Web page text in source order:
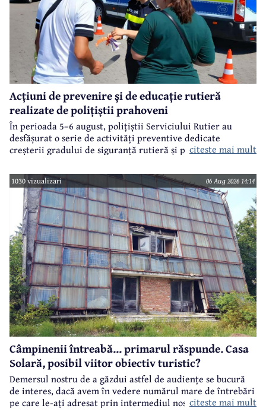
Acțiuni de prevenire și de educație rutieră
realizate de polițiștii prahoveni
În perioada 5–6 august, polițiștii Serviciului Rutier au
desfășurat o serie de activități preventive dedicate
creșterii gradului de siguranță rutieră și promovării unui
estival.
citeste mai mult
1030 vizualizari 06 Aug 2026 14:14
Câmpinenii întreabă... primarul răspunde. Casa
Solară, posibil viitor obiectiv turistic?
Demersul nostru de a găzdui astfel de audiențe se bucură
de interes, dacă avem în vedere numărul mare de întrebări
pe care le-ați adresat prin intermediul nostru primarului
citeste mai mult